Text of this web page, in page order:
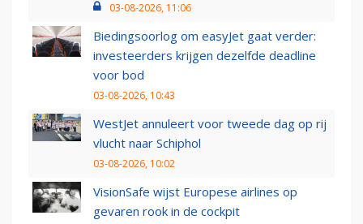
03-08-2026, 11:06
Biedingsoorlog om easyJet gaat verder:
investeerders krijgen dezelfde deadline
voor bod
03-08-2026, 10:43
WestJet annuleert voor tweede dag op rij
vlucht naar Schiphol
03-08-2026, 10:02
VisionSafe wijst Europese airlines op
gevaren rook in de cockpit